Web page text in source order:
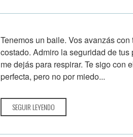
Tenemos un baile. Vos avanzás
costado. Admiro la seguridad de
me dejás para respirar. Te sigo con
perfecta, pero no por miedo...
SEGUIR LEYENDO